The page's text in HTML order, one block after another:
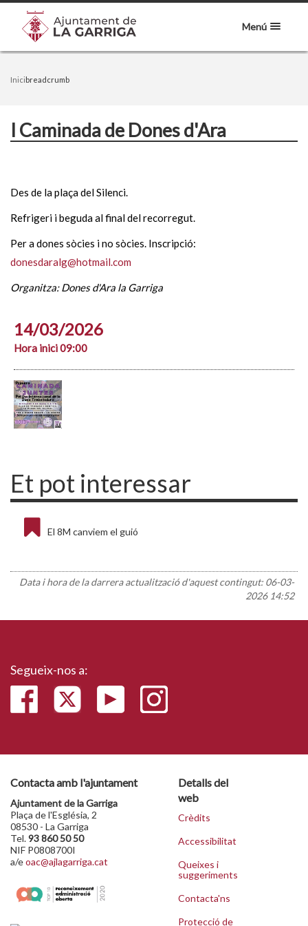
Menú
Inicibreadcrumb
I Caminada de Dones d'Ara
Des de la plaça del Silenci.
Refrigeri i beguda al final del recorregut.
Per a dones sòcies i no sòcies. Inscripció:
donesdaralg@hotmail.com
Organitza: Dones d'Ara la Garriga
14/03/2026
Hora inici 09:00
Et pot interessar
El 8M canviem el guió
Data i hora de la darrera actualització d'aquest contingut: 06-03-
2026 14:52
Segueix-nos a:
Contacta amb l'ajuntament
Ajuntament de la Garriga
Plaça de l'Església, 2
08530 - La Garriga
Tel.93 860 50 50
NIF P0808700I
a/eoac@ajlagarriga.cat
Detalls del
web
Crèdits
Accessibilitat
Queixes i
suggeriments
Contacta'ns
Protecció de